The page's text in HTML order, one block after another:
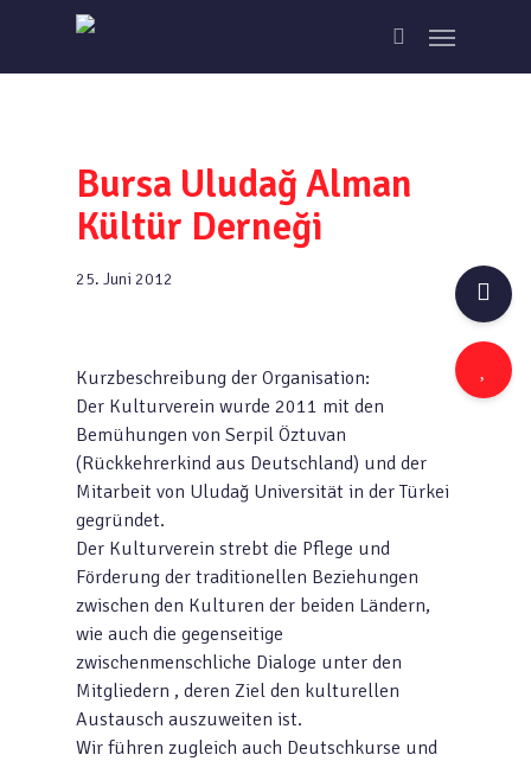
main
search
Menu
Bursa Uludağ Alman
Kültür Derneği
25. Juni 2012
Kurzbeschreibung der Organisation:
Der Kulturverein wurde 2011 mit den
Bemühungen von Serpil Öztuvan
(Rückkehrerkind aus Deutschland) und der
Mitarbeit von Uludağ Universität in der Türkei
gegründet.
Der Kulturverein strebt die Pflege und
Förderung der traditionellen Beziehungen
zwischen den Kulturen der beiden Ländern,
wie auch die gegenseitige
zwischenmenschliche Dialoge unter den
Mitgliedern , deren Ziel den kulturellen
Austausch auszuweiten ist.
Wir führen zugleich auch Deutschkurse und